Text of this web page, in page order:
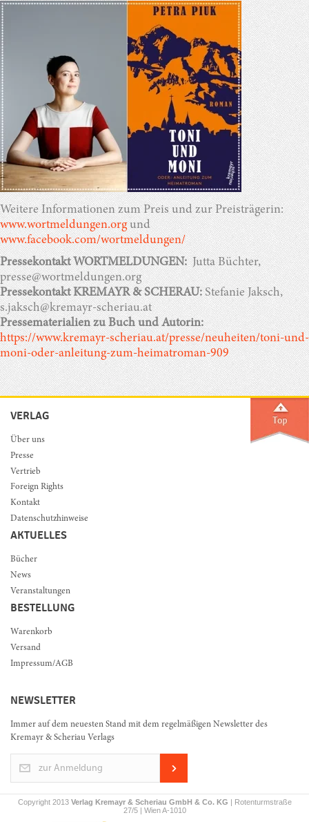
Weitere Informationen zum Preis und zur Preisträgerin:
www.wortmeldungen.orgund
www.facebook.com/wortmeldungen/
Pressekontakt WORTMELDUNGEN:Jutta Büchter,
presse@wortmeldungen.org
Pressekontakt KREMAYR & SCHERAU:Stefanie Jaksch,
s.jaksch@kremayr-scheriau.at
Pressematerialien zu Buch und Autorin:
https://www.kremayr-scheriau.at/presse/neuheiten/toni-und-
moni-oder-anleitung-zum-heimatroman-909
VERLAG
Über uns
Presse
Vertrieb
Foreign Rights
Kontakt
Datenschutzhinweise
AKTUELLES
Bücher
News
Veranstaltungen
BESTELLUNG
Warenkorb
Versand
Impressum/AGB
NEWSLETTER
Immer auf dem neuesten Stand mit dem regelmäßigen Newsletter des
Kremayr & Scheriau Verlags
zur Anmeldung
Copyright 2013 Verlag Kremayr & Scheriau GmbH & Co. KG | Rotenturmstraße
27/5 | Wien A-1010